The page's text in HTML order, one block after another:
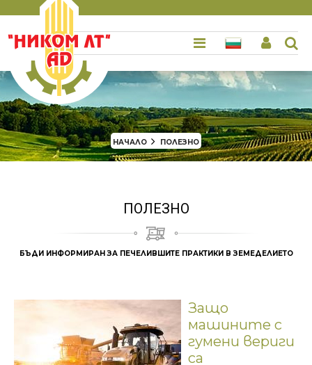
НАЧАЛО ПОЛЕЗНО
ПОЛЕЗНО
БЪДИ ИНФОРМИРАН ЗА ПЕЧЕЛИВШИТЕ ПРАКТИКИ В ЗЕМЕДЕЛИЕТО
Защо
машините с
гумени вериги
са